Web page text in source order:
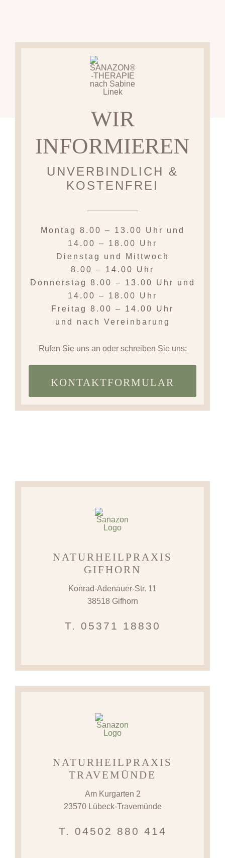
WIR
INFORMIEREN
UNVERBINDLICH &
KOSTENFREI
Montag 8.00 – 13.00 Uhr
und
14.00 – 18.00 Uhr
Dienstag und Mittwoch
8.00 – 14.00 Uhr
Donnerstag 8.00 – 13.00 Uhr und
14.00 – 18.00 Uhr
Freitag 8.00 – 14.00 Uhr
und nach Vereinbarung
Rufen Sie uns an oder schreiben Sie uns:
KONTAKTFORMULAR
NATURHEILPRAXIS
GIFHORN
Konrad-Adenauer-Str. 11
38518 Gifhorn
T. 05371 18830
NATURHEILPRAXIS
TRAVEMÜNDE
Am Kurgarten 2
23570 Lübeck-Travemünde
T. 04502 880 414